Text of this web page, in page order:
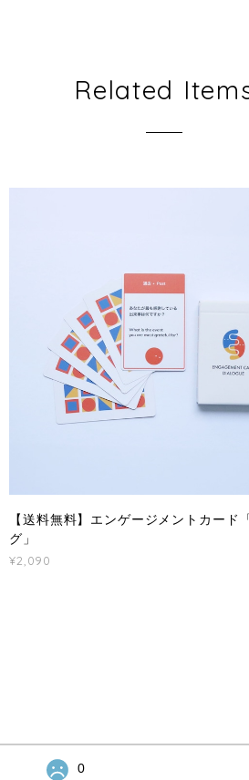
Related
【送料無料】エンゲージメントカード
グ」
¥2,090
0